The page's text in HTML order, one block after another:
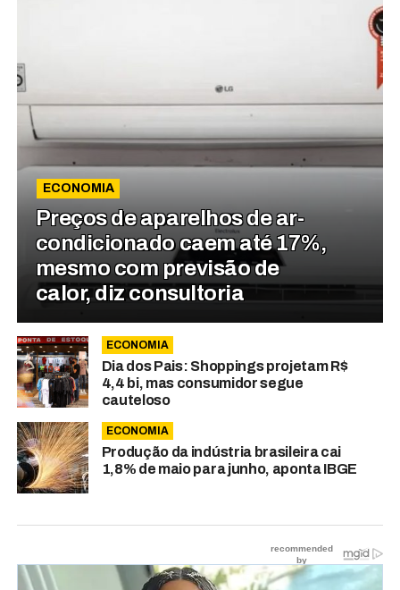
ECONOMIA
Preços de aparelhos de ar-
condicionado caem até 17%,
mesmo com previsão de
calor, diz consultoria
ECONOMIA
Dia dos Pais: Shoppings projetam R$
4,4 bi, mas consumidor segue
cauteloso
ECONOMIA
Produção da indústria brasileira cai
1,8% de maio para junho, aponta IBGE